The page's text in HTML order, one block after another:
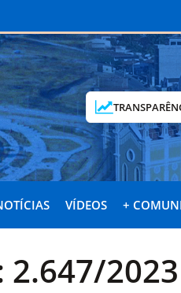
VÍDEOS +
2.647/2023